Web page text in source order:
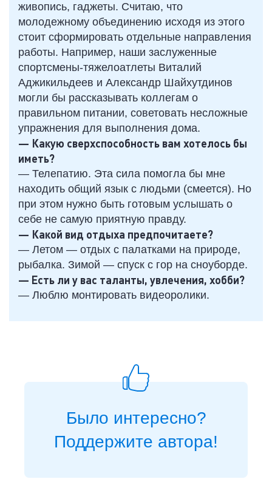
живопись, гаджеты. Считаю, что
молодежному объединению исходя из этого
стоит сформировать отдельные направления
работы. Например, наши заслуженные
спортсмены-тяжелоатлеты Виталий
Аджикильдеев и Александр Шайхутдинов
могли бы рассказывать коллегам о
правильном питании, советовать несложные
упражнения для выполнения дома.
— Какую сверхспособность вам хотелось бы
иметь?
— Телепатию. Эта сила помогла бы мне
находить общий язык с людьми (смеется). Но
при этом нужно быть готовым услышать о
себе не самую приятную правду.
— Какой вид отдыха предпочитаете?
— Летом — отдых с палатками на природе,
рыбалка. Зимой — спуск с гор на сноуборде.
— Есть ли у вас таланты, увлечения, хобби?
— Люблю монтировать видеоролики.
Было интересно?
Поддержите автора!